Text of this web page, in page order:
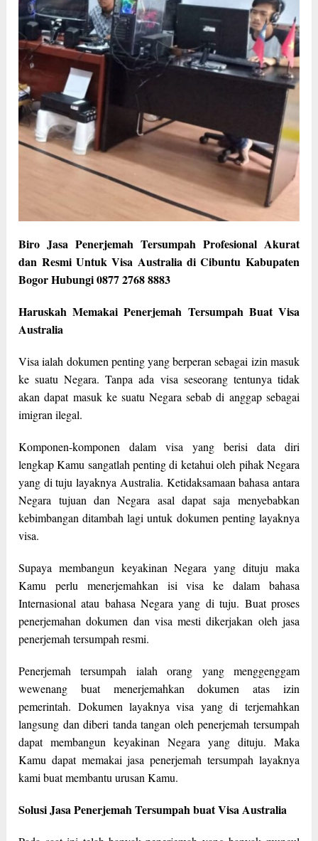
Biro Jasa Penerjemah Tersumpah Profesional Akurat
dan Resmi Untuk Visa Australia di Cibuntu Kabupaten
Bogor Hubungi 0877 2768 8883
Haruskah Memakai Penerjemah Tersumpah Buat Visa
Australia
Visa ialah dokumen penting yang berperan sebagai izin masuk
ke suatu Negara. Tanpa ada visa seseorang tentunya tidak
akan dapat masuk ke suatu Negara sebab di anggap sebagai
imigran ilegal.
Komponen-komponen dalam visa yang berisi data diri
lengkap Kamu sangatlah penting di ketahui oleh pihak Negara
yang di tuju layaknya Australia. Ketidaksamaan bahasa antara
Negara tujuan dan Negara asal dapat saja menyebabkan
kebimbangan ditambah lagi untuk dokumen penting layaknya
visa.
Supaya membangun keyakinan Negara yang dituju maka
Kamu perlu menerjemahkan isi visa ke dalam bahasa
Internasional atau bahasa Negara yang di tuju. Buat proses
penerjemahan dokumen dan visa mesti dikerjakan oleh jasa
penerjemah tersumpah resmi.
Penerjemah tersumpah ialah orang yang menggenggam
wewenang buat menerjemahkan dokumen atas izin
pemerintah. Dokumen layaknya visa yang di terjemahkan
langsung dan diberi tanda tangan oleh penerjemah tersumpah
dapat membangun keyakinan Negara yang dituju. Maka
Kamu dapat memakai jasa penerjemah tersumpah layaknya
kami buat membantu urusan Kamu.
Solusi Jasa Penerjemah Tersumpah buat Visa Australia